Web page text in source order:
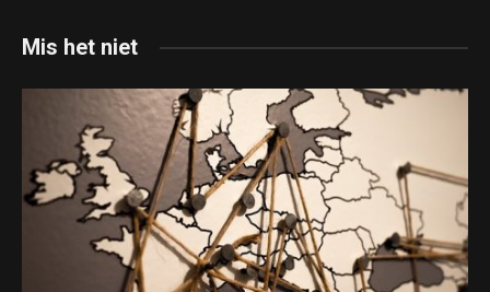
Mis het niet